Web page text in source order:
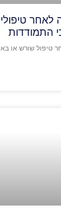
לאחר
התמודדות
טיפול שורש או